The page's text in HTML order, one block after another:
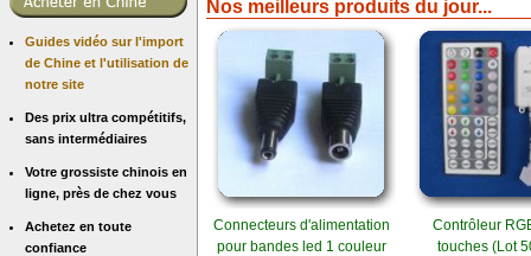
Guides vidéo sur l'import
de Chine et l'utilisation de
notre site
Des prix ultra compétitifs,
sans intermédiaires
Votre grossiste chinois en
ligne, près de chez vous
Achetez en toute
confiance
Nos meilleurs produits du jour...
Connecteurs d'alimentation
pour bandes led 1 couleur
Contrôleur
touches (Lot